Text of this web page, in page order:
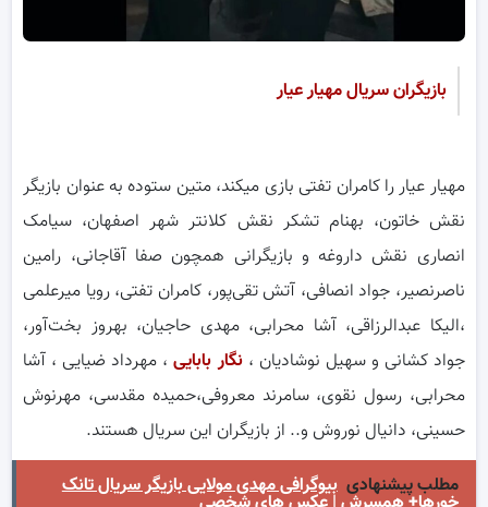
بازیگران سریال مهیار عیار
مهیار عیار را کامران تفتی بازی میکند، متین ستوده به عنوان بازیگر
نقش خاتون، بهنام تشکر نقش کلانتر شهر اصفهان، سیامک
انصاری نقش داروغه و بازیگرانی همچون صفا آقاجانی، رامین
ناصرنصیر، جواد انصافی، آتش تقی‌پور، کامران تفتی، رویا میرعلمی
،الیکا عبدالرزاقی، آشا محرابی، مهدی حاجیان، بهروز بخت‌آور،
جواد کشانی و سهیل نوشادیان ،نگار بابایی، مهرداد ضیایی ، آشا
محرابی، رسول نقوی، سامرند معروفی،حمیده مقدسی، مهرنوش
حسینی، دانیال نوروش و.. از بازیگران این سریال هستند.
مطلب پیشنهادی بیوگرافی مهدی مولایی بازیگر سریال تانک